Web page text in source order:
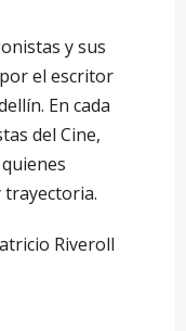
y sus
el escritor
En cada
del Cine,
trayectoria.
Riveroll